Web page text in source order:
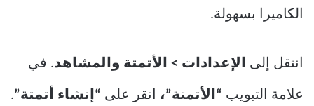
الكاميرا بسهولة.
انتقل إلى الإعدادات > الأتمتة والمشاهد. في
علامة التبويب “الأتمتة”، انقر على “إنشاء أتمتة”.